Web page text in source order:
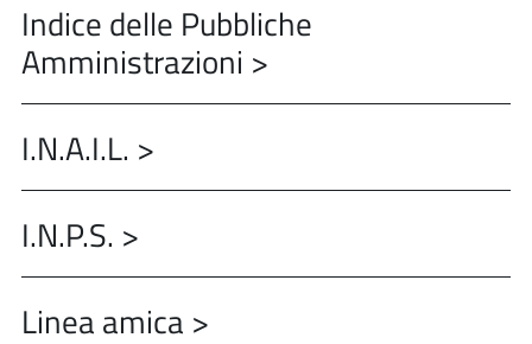
Indice delle Pubbliche
Amministrazioni >
I.N.A.I.L. >
I.N.P.S. >
Linea amica >